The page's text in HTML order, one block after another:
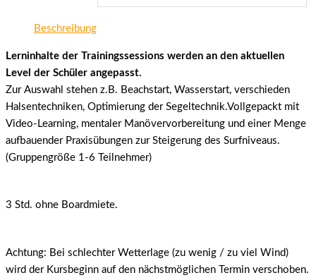
Beschreibung
Lerninhalte der Trainingssessions werden an den aktuellen
Level der Schüler angepasst.
Zur Auswahl stehen z.B. Beachstart, Wasserstart, verschieden
Halsentechniken, Optimierung der Segeltechnik.Vollgepackt mit
Video-Learning, mentaler Manövervorbereitung und einer Menge
aufbauender Praxisübungen zur Steigerung des Surfniveaus.
(Gruppengröße 1-6 Teilnehmer)
3 Std. ohne Boardmiete.
Achtung: Bei schlechter Wetterlage (zu wenig / zu viel Wind)
wird der Kursbeginn auf den nächstmöglichen Termin verschoben.